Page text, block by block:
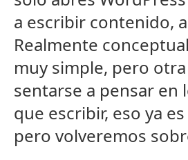
a escribir contenido,
Realmente
muy simple, pero
sentarse a pensar en
que escribir, eso ya
pero volveremos